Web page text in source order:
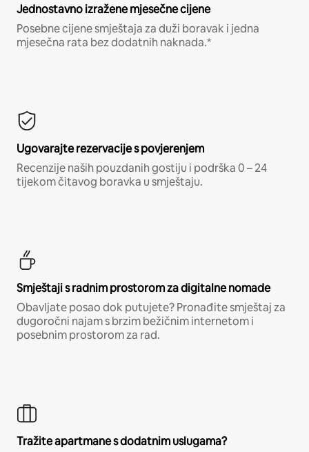
Jednostavno izražene mjesečne cijene
Posebne cijene smještaja za duži boravak i jedna
mjesečna rata bez dodatnih naknada.*
Ugovarajte rezervacije s povjerenjem
Recenzije naših pouzdanih gostiju i podrška 0 – 24
tijekom čitavog boravka u smještaju.
Smještaji s radnim prostorom za digitalne nomade
Obavljate posao dok putujete? Pronađite smještaj za
dugoročni najam s brzim bežičnim internetom i
posebnim prostorom za rad.
Tražite apartmane s dodatnim uslugama?